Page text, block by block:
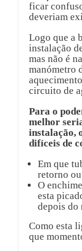
ficar
deveriam
Logo que a
instalação
mas não é
manómetro
circuito de
Para o
melhor
instalação,
difíceis de
Em que
retorno
O
esta
depois do
Como esta
que